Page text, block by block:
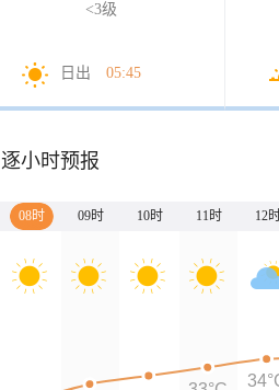
<3级
日出 05:45
逐小时预报
08时 09时 10时 11时 12